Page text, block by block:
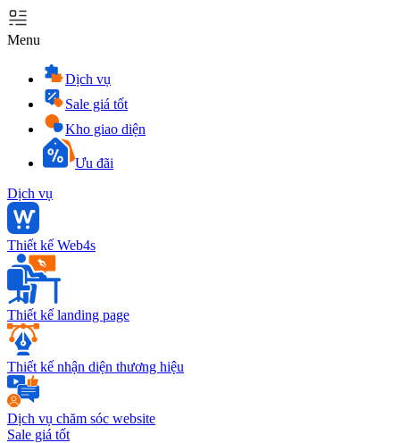
Menu
Dịch vụ
Sale giá tốt
Kho giao diện
Ưu đãi
Dịch vụ
Thiết kế Web4s
Thiết kế landing page
Thiết kế nhận diện thương hiệu
Dịch vụ chăm sóc website
Sale giá tốt